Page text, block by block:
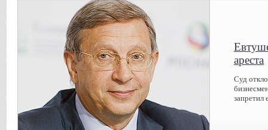
ареста
Суд
запретил